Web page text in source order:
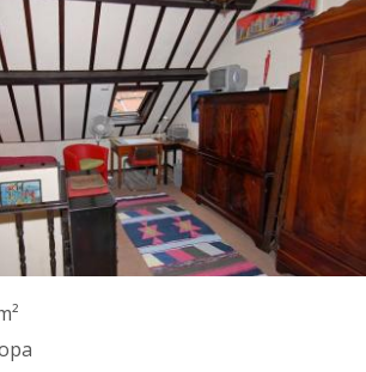
Praktische Informatie
Huur:
700 €
Kosten:
175 €
Duur:
11 maanden, 10 maanden, 5-6
maanden
Domiciliëring:
Toegelaten
Inrichting
Badkamer:
Privaat
Keuken:
Privé (aparte kamer)
Oppervlakte:
30 m
2